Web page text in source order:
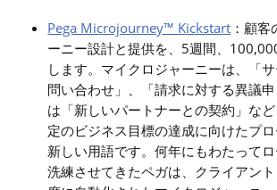
Pega Microjourney™ Kickstart ：顧
ーニー設計と提供を、5週間、
します。マイクロジャーニーは、「
問い合わせ」、「請求に対する異議
は「新しいパートナーとの契約」な
定のビジネス目標の達成に向けたプ
新しい用語です。何年にもわたって
洗練させてきたペガは、クライアン